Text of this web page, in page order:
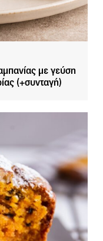
με γεύση
(+συνταγή)